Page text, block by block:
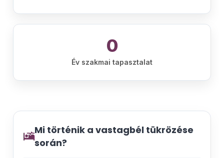
0
Év szakmai tapasztalat
Mi történik a vastagbél tükrözése
során?